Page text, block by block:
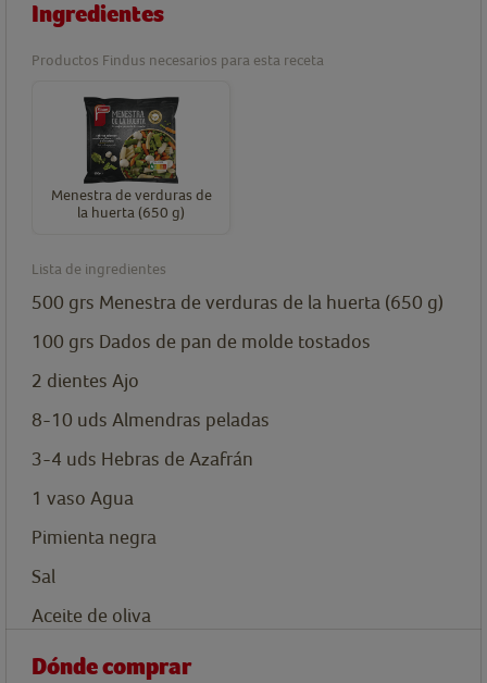
Ingredientes
Productos Findus necesarios para esta receta
Menestra de verduras de
la huerta (650 g)
Lista de ingredientes
500 grs Menestra de verduras de la huerta (650 g)
100 grs Dados de pan de molde tostados
2 dientes Ajo
8-10 uds Almendras peladas
3-4 uds Hebras de Azafrán
1 vaso Agua
Pimienta negra
Sal
Aceite de oliva
Dónde comprar